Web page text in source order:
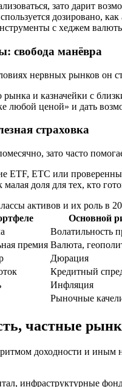
зато дарит
дозировано,
с хеджем валюты
свобода манёвра
нервных рынков он
и казначейки с
любой ценой» и дать
страховка
зато часто
ETF, ETC или
доля для тех, кто
активов и их роль в
Основной
Волатильность
премия Валюта,
Дюрация
Кредитный
Инфляция
Рыночные
частные
доходности и иным
инфраструктурные